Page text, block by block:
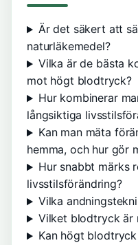
Är det säkert att
naturläkemedel?
Vilka är de bästa
mot högt blodtryck?
Hur kombinerar
långsiktiga
Kan man mäta
hemma, och hur gör
Hur snabbt märks
livsstilsförändring?
Vilka
Vilket blodtryck är
Kan högt